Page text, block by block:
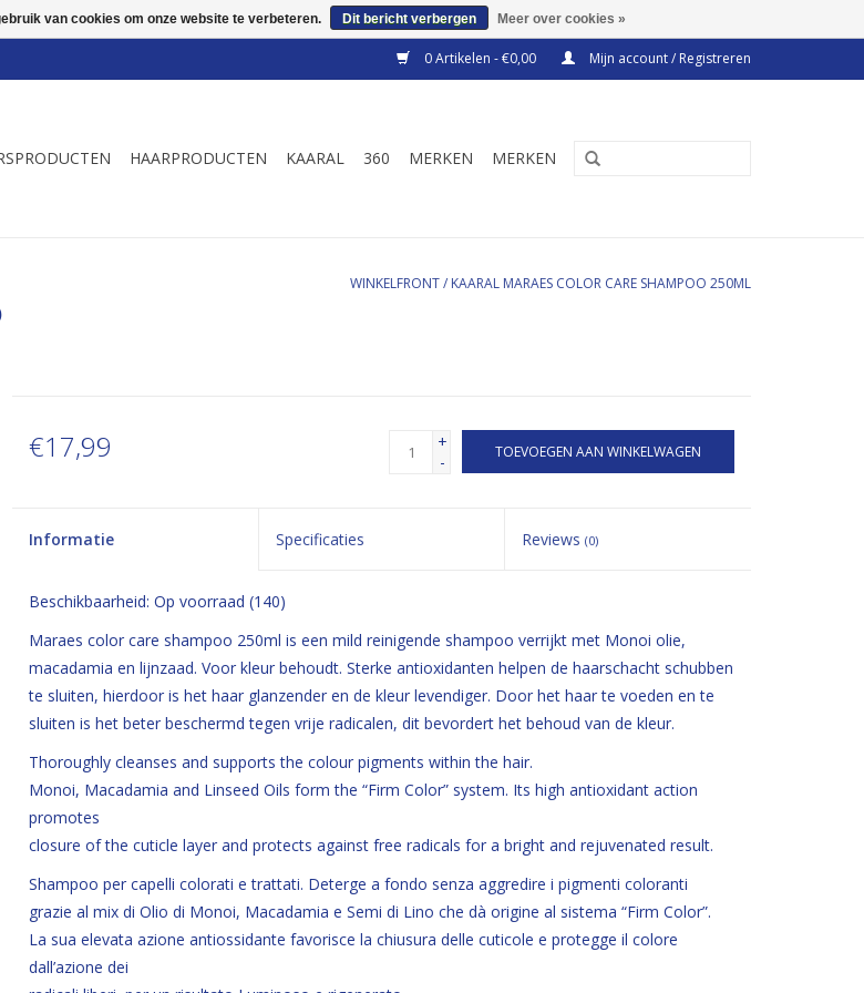
0 Artikelen - €0,00 Mijn account / Registreren
HAARPRODUCTEN KAARAL 360 MERKEN MERKEN
WINKELFRONT/ KAARAL MARAES COLOR CARE SHAMPOO 250ML
€17,99
+
-
TOEVOEGEN AAN WINKELWAGEN
Informatie Specificaties Reviews(0)
Beschikbaarheid: Op voorraad (140)
Maraes color care shampoo 250ml is een mild reinigende shampoo verrijkt met Monoi olie,
macadamia en lijnzaad. Voor kleur behoudt. Sterke antioxidanten helpen de haarschacht schubben
te sluiten, hierdoor is het haar glanzender en de kleur levendiger. Door het haar te voeden en te
sluiten is het beter beschermd tegen vrije radicalen, dit bevordert het behoud van de kleur.
Thoroughly cleanses and supports the colour pigments within the hair.
Monoi, Macadamia and Linseed Oils form the “Firm Color” system. Its high antioxidant action
promotes
closure of the cuticle layer and protects against free radicals for a bright and rejuvenated result.
Shampoo per capelli colorati e trattati. Deterge a fondo senza aggredire i pigmenti coloranti
grazie al mix di Olio di Monoi, Macadamia e Semi di Lino che dà origine al sistema “Firm Color”.
La sua elevata azione antiossidante favorisce la chiusura delle cuticole e protegge il colore
dall’azione dei
van cookies om onze website te verbeteren. Dit bericht verbergen Meer over cookies »